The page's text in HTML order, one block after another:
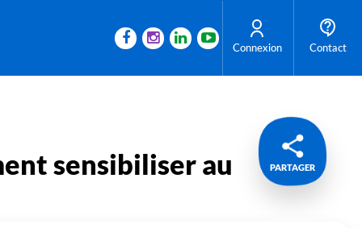
Connexion Contact
PARTAGER
sensibiliser au